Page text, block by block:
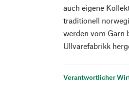
auch eigene
traditionell
werden vom Garn
Ullvarefabrikk
Verantwortlicher